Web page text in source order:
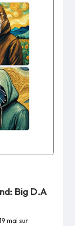
Big D.A
mai sur